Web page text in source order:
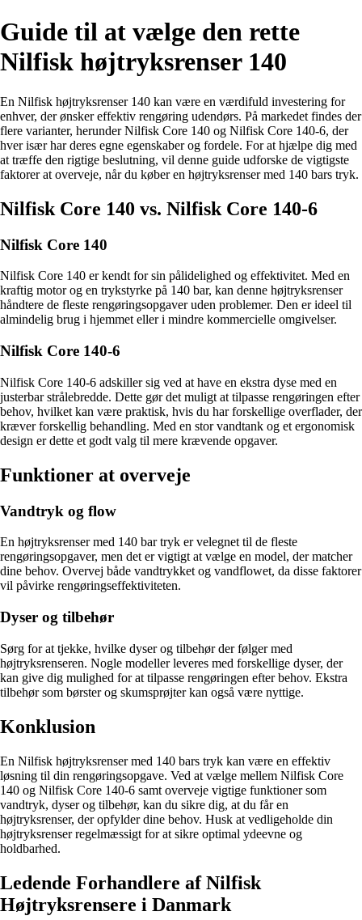
Guide til at vælge den rette
Nilfisk højtryksrenser 140
En Nilfisk højtryksrenser 140 kan være en værdifuld investering for
enhver, der ønsker effektiv rengøring udendørs. På markedet findes der
flere varianter, herunder Nilfisk Core 140 og Nilfisk Core 140-6, der
hver især har deres egne egenskaber og fordele. For at hjælpe dig med
at træffe den rigtige beslutning, vil denne guide udforske de vigtigste
faktorer at overveje, når du køber en højtryksrenser med 140 bars tryk.
Nilfisk Core 140 vs. Nilfisk Core 140-6
Nilfisk Core 140
Nilfisk Core 140 er kendt for sin pålidelighed og effektivitet. Med en
kraftig motor og en trykstyrke på 140 bar, kan denne højtryksrenser
håndtere de fleste rengøringsopgaver uden problemer. Den er ideel til
almindelig brug i hjemmet eller i mindre kommercielle omgivelser.
Nilfisk Core 140-6
Nilfisk Core 140-6 adskiller sig ved at have en ekstra dyse med en
justerbar strålebredde. Dette gør det muligt at tilpasse rengøringen efter
behov, hvilket kan være praktisk, hvis du har forskellige overflader, der
kræver forskellig behandling. Med en stor vandtank og et ergonomisk
design er dette et godt valg til mere krævende opgaver.
Funktioner at overveje
Vandtryk og flow
En højtryksrenser med 140 bar tryk er velegnet til de fleste
rengøringsopgaver, men det er vigtigt at vælge en model, der matcher
dine behov. Overvej både vandtrykket og vandflowet, da disse faktorer
vil påvirke rengøringseffektiviteten.
Dyser og tilbehør
Sørg for at tjekke, hvilke dyser og tilbehør der følger med
højtryksrenseren. Nogle modeller leveres med forskellige dyser, der
kan give dig mulighed for at tilpasse rengøringen efter behov. Ekstra
tilbehør som børster og skumsprøjter kan også være nyttige.
Konklusion
En Nilfisk højtryksrenser med 140 bars tryk kan være en effektiv
løsning til din rengøringsopgave. Ved at vælge mellem Nilfisk Core
140 og Nilfisk Core 140-6 samt overveje vigtige funktioner som
vandtryk, dyser og tilbehør, kan du sikre dig, at du får en
højtryksrenser, der opfylder dine behov. Husk at vedligeholde din
højtryksrenser regelmæssigt for at sikre optimal ydeevne og
holdbarhed.
Ledende Forhandlere af Nilfisk
Højtryksrensere i Danmark